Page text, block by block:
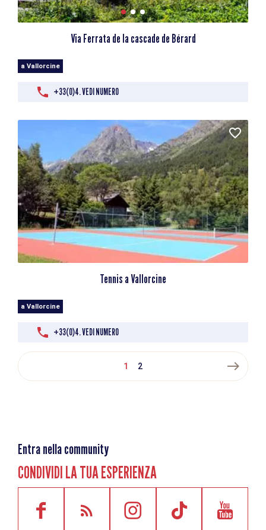
Via Ferrata de la cascade de Bérard
a Vallorcine
+33(0)4. VEDI NUMERO
Tennis a Vallorcine
a Vallorcine
+33(0)4. VEDI NUMERO
1 2 east
Entra nella community
CONDIVIDI LA TUA ESPERIENZA